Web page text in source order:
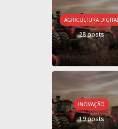
AGRICULTURA DIGITAL
28 posts
INOVAÇÃO
19 posts